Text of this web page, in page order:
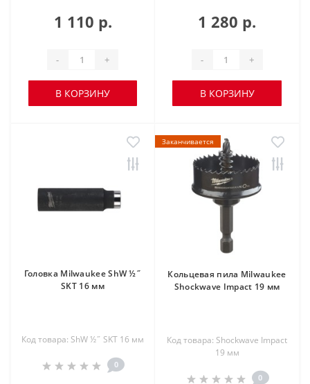
1 110 р.
- +
В КОРЗИНУ
1 280 р.
- +
В КОРЗИНУ
Головка Milwaukee ShW ½˝
SKT 16 мм
Код товара: ShW ½˝ SKT 16 мм
0
Заканчивается
Кольцевая пила Milwaukee
Shockwave Impact 19 мм
Код товара: Shockwave Impact
19 мм
0